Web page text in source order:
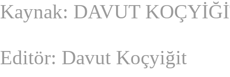
Kaynak: DAVUT
Editör: Davut Koçyiğit